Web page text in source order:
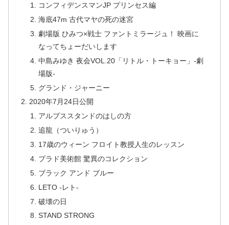
コンフィデンスマンJP プリンセス編
海底47m 古代マヤの死の迷宮
劇場版 ひみつ×戦士 ファントミラージュ！ 映画に
なってちょーだいします
中島みゆき 夜会VOL.20「リトル・トーキョー」-劇
場版-
グランド・ジャーニー
2020年7月24日公開
アルプススタンドのはしの方
追龍（ついりゅう）
17歳のウィーン フロイト教授人生のレッスン
プラド美術館 驚異のコレクション
ブラック アンド ブルー
LETO -レト-
破壊の日
STAND STRONG